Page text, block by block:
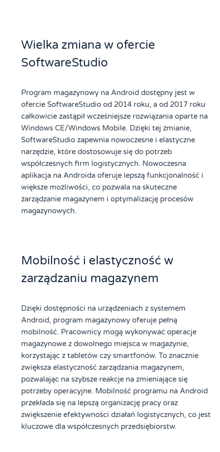
Wielka zmiana w ofercie
SoftwareStudio
Program magazynowy na Android dostępny jest w
ofercie SoftwareStudio od 2014 roku, a od 2017 roku
całkowicie zastąpił wcześniejsze rozwiązania oparte na
Windows CE/Windows Mobile. Dzięki tej zmianie,
SoftwareStudio zapewnia nowoczesne i elastyczne
narzędzie, które dostosowuje się do potrzeb
współczesnych firm logistycznych. Nowoczesna
aplikacja na Androida oferuje lepszą funkcjonalność i
większe możliwości, co pozwala na skuteczne
zarządzanie magazynem i optymalizację procesów
magazynowych.
Mobilność i elastyczność w
zarządzaniu magazynem
Dzięki dostępności na urządzeniach z systemem
Android, program magazynowy oferuje pełną
mobilność. Pracownicy mogą wykonywać operacje
magazynowe z dowolnego miejsca w magazynie,
korzystając z tabletów czy smartfonów. To znacznie
zwiększa elastyczność zarządzania magazynem,
pozwalając na szybsze reakcje na zmieniające się
potrzeby operacyjne. Mobilność programu na Android
przekłada się na lepszą organizację pracy oraz
zwiększenie efektywności działań logistycznych, co jest
kluczowe dla współczesnych przedsiębiorstw.